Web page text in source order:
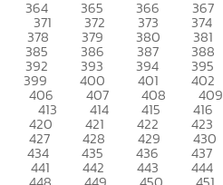
364 365 366 367
371 372 373 374
378 379 380 381
385 386 387 388
392 393 394 395
399 400 401 402
406 407 408 409
413 414 415 416
420 421 422 423
427 428 429 430
434 435 436 437
441 442 443 444